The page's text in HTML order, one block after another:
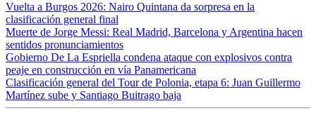
Vuelta a Burgos 2026: Nairo Quintana da sorpresa en la
clasificación general final
Muerte de Jorge Messi: Real Madrid, Barcelona y Argentina hacen
sentidos pronunciamientos
Gobierno De La Espriella condena ataque con explosivos contra
peaje en construcción en vía Panamericana
Clasificación general del Tour de Polonia, etapa 6: Juan Guillermo
Martínez sube y Santiago Buitrago baja